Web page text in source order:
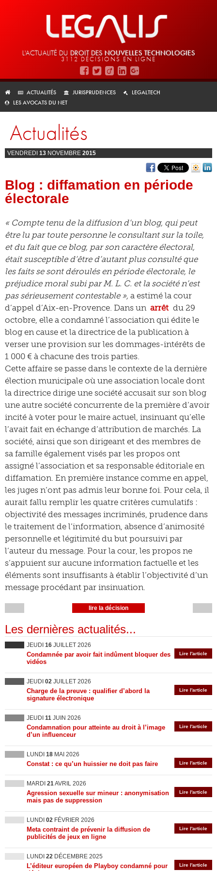
L'ACTUALITÉ DU DROIT DES NOUVELLES TECHNOLOGIES
3112 DÉCISIONS EN LIGNE
ACTUALITÉS JURISPRUDENCES
LEGALTECH
LES AVOCATS DU NET
Actualités
VENDREDI 13 NOVEMBRE 2015
Blog : diffamation en période
électorale
« Compte tenu de la diffusion d’un blog, qui peut
être lu par toute personne le consultant sur la toile,
et du fait que ce blog, par son caractère électoral,
était susceptible d’être d’autant plus consulté que
les faits se sont déroulés en période électorale, le
préjudice moral subi par M. L. C. et la société n’est
pas sérieusement contestable », a estimé la cour
d’appel d’Aix-en-Provence. Dans un arrêt du 29
octobre, elle a condamné l’association qui édite le
blog en cause et la directrice de la publication à
verser une provision sur les dommages-intérêts de
1 000 € à chacune des trois parties.
Cette affaire se passe dans le contexte de la dernière
élection municipale où une association locale dont
la directrice dirige une société accusait sur son blog
une autre société concurrente de la première d’avoir
incité à voter pour le maire actuel, insinuant qu’elle
l’avait fait en échange d’attribution de marchés. La
société, ainsi que son dirigeant et des membres de
sa famille également visés par les propos ont
assigné l’association et sa responsable éditoriale en
diffamation. En première instance comme en appel,
les juges n’ont pas admis leur bonne foi. Pour cela, il
aurait fallu remplir les quatre critères cumulatifs :
objectivité des messages incriminés, prudence dans
le traitement de l’information, absence d’animosité
personnelle et légitimité du but poursuivi par
l’auteur du message. Pour la cour, les propos ne
s’appuient sur aucune information factuelle et les
éléments sont insuffisants à établir l’objectivité d’un
message procédant par insinuation.
lire la décision
Les dernières actualités...
JEUDI 16 JUILLET 2026
Lire l'article
Condamnée par avoir fait indûment bloquer des
vidéos
JEUDI 02 JUILLET 2026
Lire l'article
Charge de la preuve : qualifier d’abord la
signature électronique
JEUDI 11 JUIN 2026
Lire l'article
Condamnation pour atteinte au droit à l’image
d’un influenceur
LUNDI 18 MAI 2026
Lire l'article
Constat : ce qu’un huissier ne doit pas faire
MARDI 21AVRIL 2026
Lire l'article
Agression sexuelle sur mineur : anonymisation
mais pas de suppression
LUNDI 02 FÉVRIER 2026
Lire l'article
Meta contraint de prévenir la diffusion de
publicités de jeux en ligne
LUNDI 22 DÉCEMBRE 2025
Lire l'article
L’éditeur européen de Playboy condamné pour